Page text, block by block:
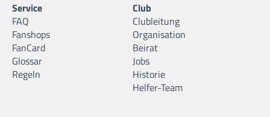
Service
FAQ
Fanshops
FanCard
Glossar
Regeln
Club
Clubleitung
Organisation
Beirat
Jobs
Historie
Helfer-Team